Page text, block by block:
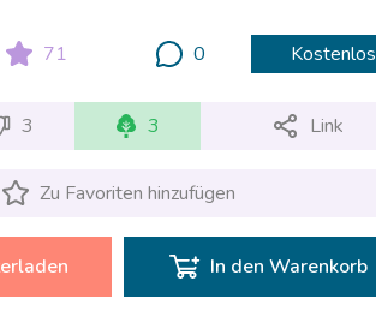
71 0 Kostenlos
3 3 Link
Zu Favoriten hinzufügen
In den Warenkorb